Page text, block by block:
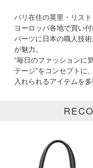
ブランド ADER.bijoux
カテゴリ 腕時計
サイズ
掲載雑誌
パリ在住の英里・リス
ヨーロッパ各地で買い
パーツに日本の職人技
が魅力。
“毎日のファッションに
テージ”をコンセプトに
入れられるアイテムを多